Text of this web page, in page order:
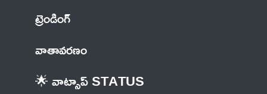
ట్రెండింగ్
వాతావరణం
🌟 వాట్సాప్ STATUS